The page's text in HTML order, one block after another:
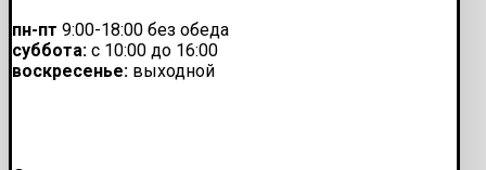
пн-пт 9:00-18:00 без обеда
суббота: с 10:00 до 16:00
воскресенье: выходной